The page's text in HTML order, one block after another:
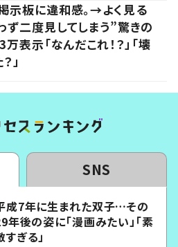
示板に違和感。→よく見る
二度見してしまう”驚きの
表示「なんだこれ！？」「壊
」
SNS
成7年に生まれた双子…その
年後の姿に「漫画みたい」「素
すぎる」